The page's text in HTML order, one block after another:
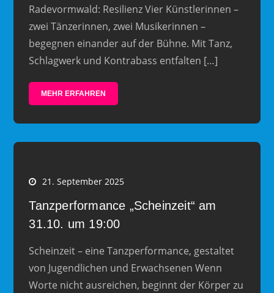
Radevormwald: Resilienz Vier Künstlerinnen –
zwei Tänzerinnen, zwei Musikerinnen –
begegnen einander auf der Bühne. Mit Tanz,
Schlagwerk und Kontrabass entfalten […]
MEHR ERFAHREN
21. September 2025
Tanzperformance „Scheinzeit“ am
31.10. um 19:00
Scheinzeit – eine Tanzperformance, gestaltet
von Jugendlichen und Erwachsenen Wenn
Worte nicht ausreichen, beginnt der Körper zu